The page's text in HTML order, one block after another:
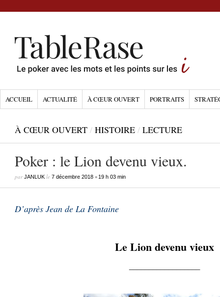
ACCUEIL ACTUALITÉ À CŒUR OUVERT PORTRAITS
À CŒUR OUVERT / HISTOIRE / LECTURE
Poker : le Lion devenu vieux.
parJANLUK le 7 décembre 2018 • 19 h 03 min
D’après Jean de La Fontaine
Le Lion devenu vieux